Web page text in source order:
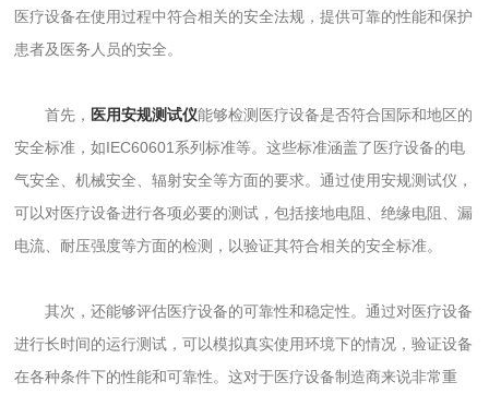
医疗设备在使用过程中符合相关的安全法规，提供可靠的性能和保护
患者及医务人员的安全。
首先， 医用安规测试仪能够检测医疗设备是否符合国际和地区的
安全标准，如IEC60601系列标准等。这些标准涵盖了医疗设备的电
气安全、机械安全、辐射安全等方面的要求。通过使用安规测试仪，
可以对医疗设备进行各项必要的测试，包括接地电阻、绝缘电阻、漏
电流、耐压强度等方面的检测，以验证其符合相关的安全标准。
其次，还能够评估医疗设备的可靠性和稳定性。通过对医疗设备
进行长时间的运行测试，可以模拟真实使用环境下的情况，验证设备
在各种条件下的性能和可靠性。这对于医疗设备制造商来说非常重